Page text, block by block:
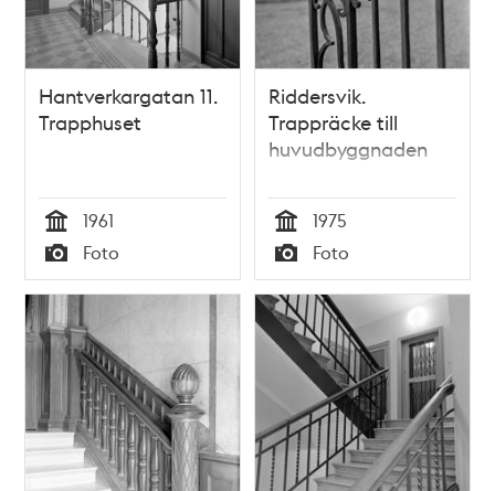
Hantverkargatan 11.
Trapphuset
Tid
1961
Typ
Foto
Riddersvik.
Trappräcke till
huvudbyggnaden
Tid
1975
Typ
Foto